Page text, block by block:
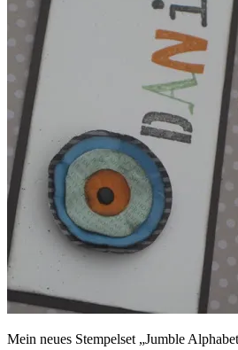
Mein neues Stempelset „Jumble